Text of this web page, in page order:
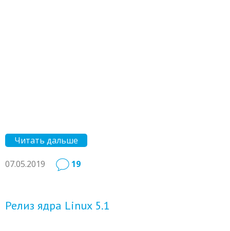
Читать дальше
07.05.2019 19
Релиз ядра Linux 5.1